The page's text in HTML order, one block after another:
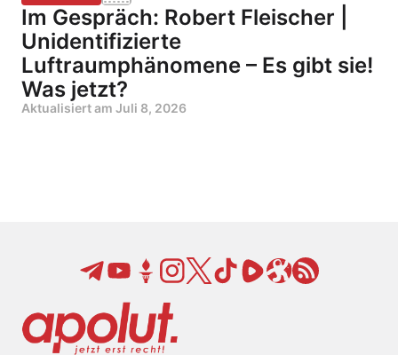
Im Gespräch: Robert Fleischer |
Unidentifizierte
Luftraumphänomene – Es gibt sie!
Was jetzt?
Aktualisiert am Juli 8, 2026